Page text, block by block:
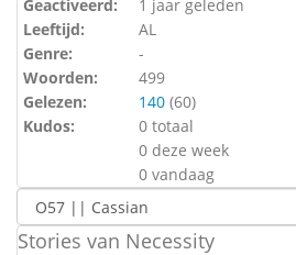
Geactiveerd:
1 jaar geleden
Leeftijd:
AL
Genre:
-
Woorden:
499
Gelezen:
140 (60)
Kudos:
0 totaal
0 deze week
0 vandaag
Stories van Necessity